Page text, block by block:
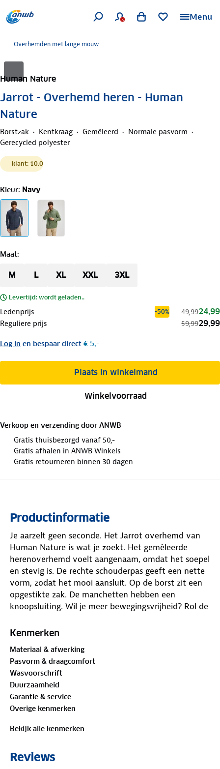
Menu
Overhemden met lange mouw
Human Nature
Jarrot - Overhemd heren - Human
Nature
Borstzak Kentkraag Gemêleerd
Normale pasvorm
Gerecycled polyester
klant: 10.0
Kleur: Navy
Maat:
M L XL XXL 3XL
Levertijd: wordt geladen..
Ledenprijs -50% 49,9924,99
Reguliere prijs 59,9929,99
Log in en bespaar direct € 5,-
Plaats in winkelmand
Winkelvoorraad
Verkoop en verzending door ANWB
Gratis thuisbezorgd vanaf 50,-
Gratis afhalen in ANWB Winkels
Gratis retourneren binnen 30 dagen
Productinformatie
Je aarzelt geen seconde. Het Jarrot overhemd van
Human Nature is wat je zoekt. Het gemêleerde
herenoverhemd voelt aangenaam, omdat het soepel
en stevig is. De rechte schouderpas geeft een nette
vorm, zodat het mooi aansluit. Op de borst zit een
opgestikte zak. De manchetten hebben een
knoopsluiting. Wil je meer bewegingsvrijheid? Rol de
momenten. Dit overhemd laat je ervaren dat kleine
Het model is 1.90 m lang en draagt maat L.
Bewust onderweg met hergebruikt materiaal
Buitenstof: 63%
4% elastaan
aan.
Kenmerken
Materiaal & afwerking
Pasvorm & draagcomfort
Wasvoorschrift
Duurzaamheid
Garantie & service
Overige kenmerken
Bekijk alle kenmerken
Reviews